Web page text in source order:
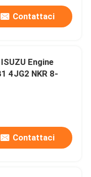
Contattaci
Engine
4JG2 NKR 8-
Contattaci